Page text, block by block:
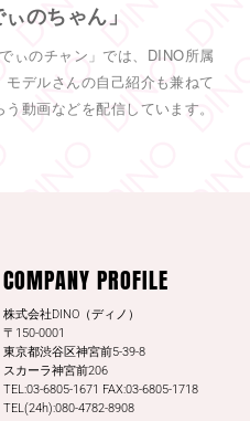
果
Twitter
取材公開されまし
ください。
Twitter
のちゃん」
ぃのチャン」では、DINO所属
デルさんの自己紹介も兼ねて
動画などを配信しています。
COMPANY PROFILE
株式会社DINO（ディノ）
〒150-0001
東京都渋谷区神宮前5-39-8
スカーラ神宮前206
TEL:03-6805-1671 FAX:03-6805-1718
TEL(24h):080-4782-8908